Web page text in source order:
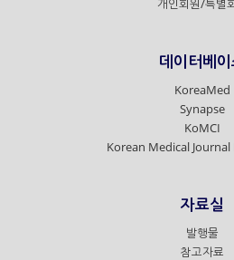
개인회원/특별
데이터베
KoreaMed
Synapse
KoMCI
Korean Medical
자료실
발행물
참고자료